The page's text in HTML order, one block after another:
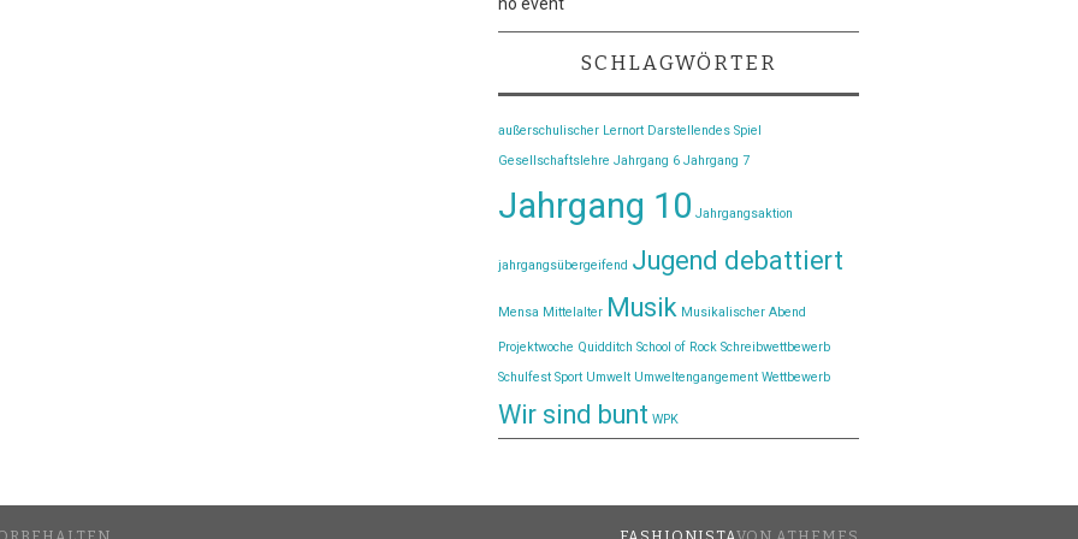
SCHLAGWÖRTER
außerschulischer Lernort Darstellendes Spiel
Gesellschaftslehre Jahrgang 6 Jahrgang 7
Jahrgang 10 Jahrgangsaktion
jahrgangsübergeifend Jugend debattiert
Mensa Mittelalter Musik Musikalischer Abend
Projektwoche Quidditch School of Rock Schreibwettbewerb
Schulfest Sport Umwelt Umweltengangement Wettbewerb
Wir sind bunt WPK